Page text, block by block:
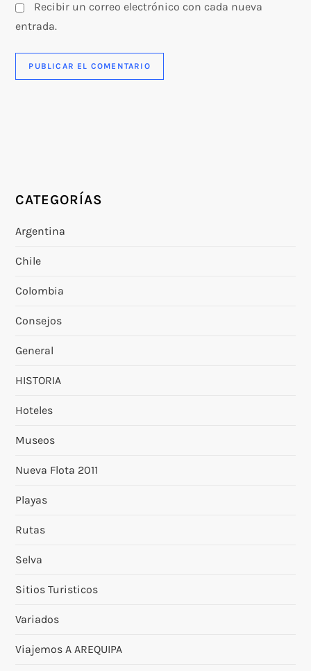
Recibir un correo electrónico con cada nueva
entrada.
CATEGORÍAS
Argentina
Chile
Colombia
Consejos
General
HISTORIA
Hoteles
Museos
Nueva Flota 2011
Playas
Rutas
Selva
Sitios Turisticos
Variados
Viajemos A AREQUIPA